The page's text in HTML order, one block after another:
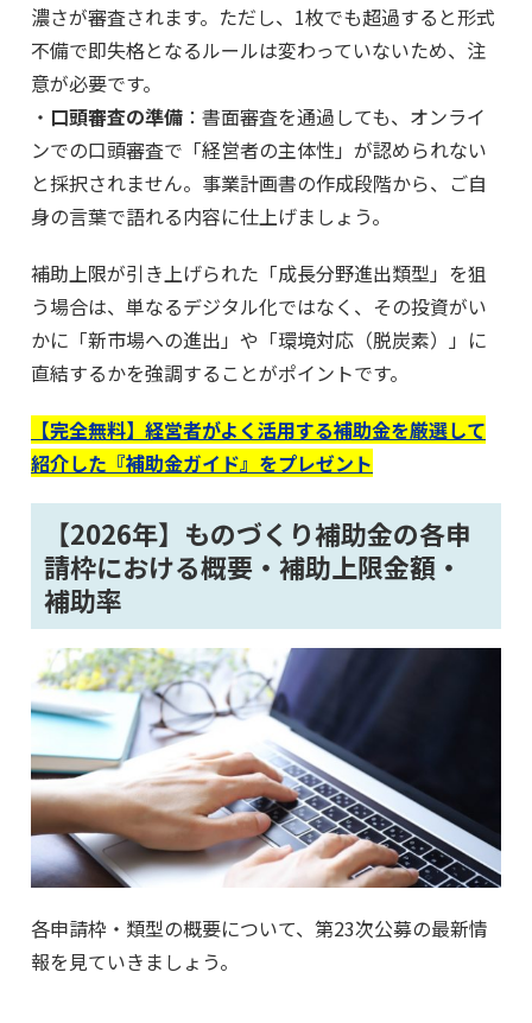
濃さが審査されます。ただし、1枚でも超過すると形式
不備で即失格となるルールは変わっていないため、注
意が必要です。
・ 口頭審査の準備 ：書面審査を通過しても、オンライ
ンでの口頭審査で「経営者の主体性」が認められない
と採択されません。事業計画書の作成段階から、ご自
身の言葉で語れる内容に仕上げましょう。
補助上限が引き上げられた「成長分野進出類型」を狙
う場合は、単なるデジタル化ではなく、その投資がい
かに「新市場への進出」や「環境対応（脱炭素）」に
直結するかを強調することがポイントです。
【完全無料】経営者がよく活用する補助金を厳選して
紹介した『補助金ガイド』をプレゼント
【2026年】ものづくり補助金の各申
請枠における概要・補助上限金額・
補助率
各申請枠・類型の概要について、第23次公募の最新情
報を見ていきましょう。